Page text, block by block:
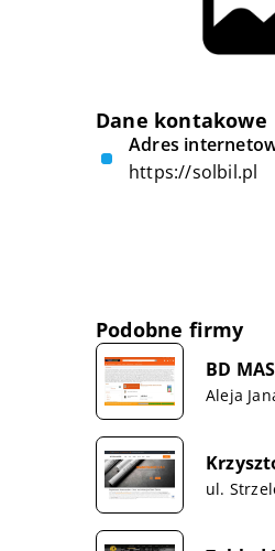
Dane kontakowe
Adres
https://solbil.pl
Podobne firmy
BD
Aleja
ul.